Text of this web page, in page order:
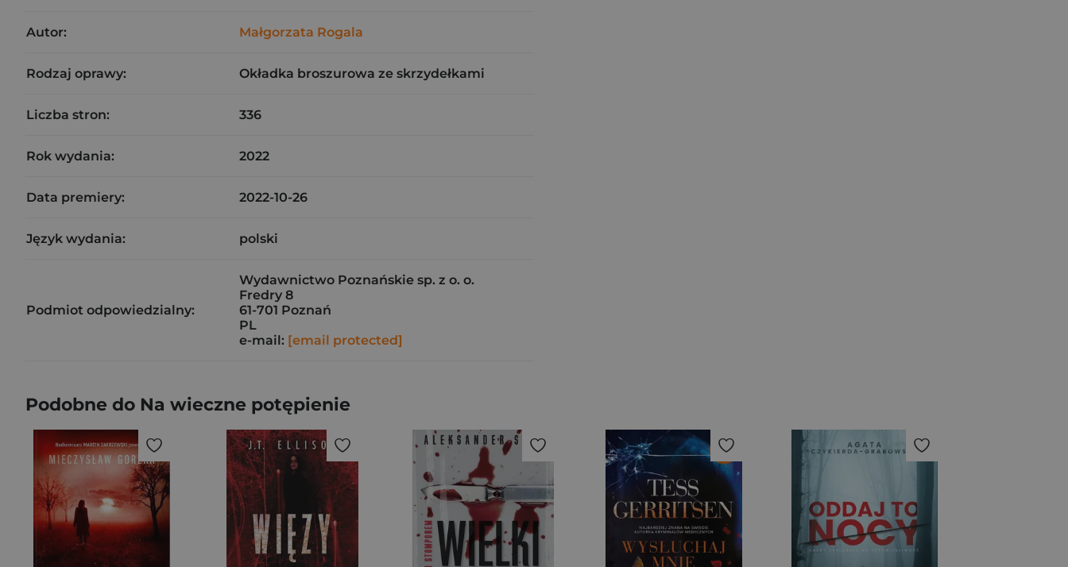
Autor: Małgorzata Rogala
Rodzaj oprawy: Okładka broszurowa ze skrzydełkami
Liczba stron: 336
Rok wydania: 2022
Data premiery: 2022-10-26
Język wydania: polski
Podmiot odpowiedzialny:
Wydawnictwo Poznańskie sp. z o. o.
Fredry 8
61-701 Poznań
PL
e-mail: [email protected]
Podobne do Na wieczne potępienie